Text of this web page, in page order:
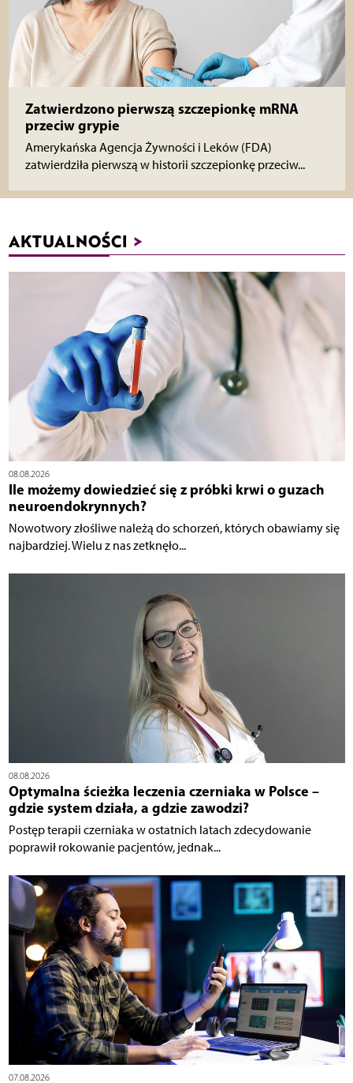
Zatwierdzono pierwszą szczepionkę mRNA
przeciw grypie
Amerykańska Agencja Żywności i Leków (FDA)
zatwierdziła pierwszą w historii szczepionkę przeciw...
AKTUALNOŚCI >
08.08.2026
Ile możemy dowiedzieć się z próbki krwi o guzach
neuroendokrynnych?
Nowotwory złośliwe należą do schorzeń, których obawiamy się
najbardziej. Wielu z nas zetknęło...
08.08.2026
Optymalna ścieżka leczenia czerniaka w Polsce –
gdzie system działa, a gdzie zawodzi?
Postęp terapii czerniaka w ostatnich latach zdecydowanie
poprawił rokowanie pacjentów, jednak...
07.08.2026